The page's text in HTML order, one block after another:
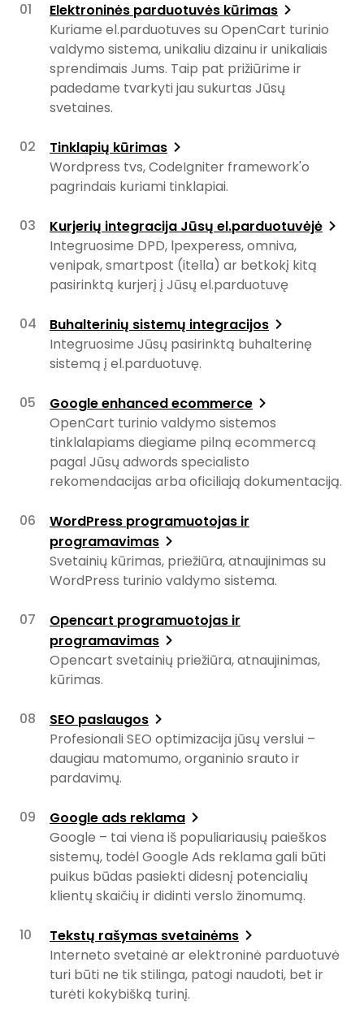
Elektroninės parduotuvės kūrimas
Kuriame el.parduotuves su OpenCart turinio
valdymo sistema, unikaliu dizainu ir unikaliais
sprendimais Jums. Taip pat prižiūrime ir
padedame tvarkyti jau sukurtas Jūsų
svetaines.
Tinklapių kūrimas
Wordpress tvs, CodeIgniter framework'o
pagrindais kuriami tinklapiai.
Kurjerių integracija Jūsų el.parduotuvėjė
Integruosime DPD, lpexperess, omniva,
venipak, smartpost (itella) ar betkokį kitą
pasirinktą kurjerį į Jūsų el.parduotuvę
Buhalterinių sistemų integracijos
Integruosime Jūsų pasirinktą buhalterinę
sistemą į el.parduotuvę.
Google enhanced ecommerce
OpenCart turinio valdymo sistemos
tinklalapiams diegiame pilną ecommercą
pagal Jūsų adwords specialisto
rekomendacijas arba oficiliają dokumentaciją.
WordPress programuotojas ir
programavimas
Svetainių kūrimas, priežiūra, atnaujinimas su
WordPress turinio valdymo sistema.
Opencart programuotojas ir
programavimas
Opencart svetainių priežiūra, atnaujinimas,
kūrimas.
SEO paslaugos
Profesionali SEO optimizacija jūsų verslui –
daugiau matomumo, organinio srauto ir
pardavimų.
Google ads reklama
Google – tai viena iš populiariausių paieškos
sistemų, todėl Google Ads reklama gali būti
puikus būdas pasiekti didesnį potencialių
klientų skaičių ir didinti verslo žinomumą.
Tekstų rašymas svetainėms
Interneto svetainė ar elektroninė parduotuvė
turi būti ne tik stilinga, patogi naudoti, bet ir
turėti kokybišką turinį.